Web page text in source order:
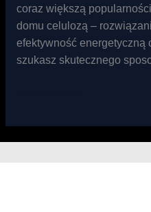
coraz większą
domu celulozą –
efektywność energetyczną
szukasz skutecznego